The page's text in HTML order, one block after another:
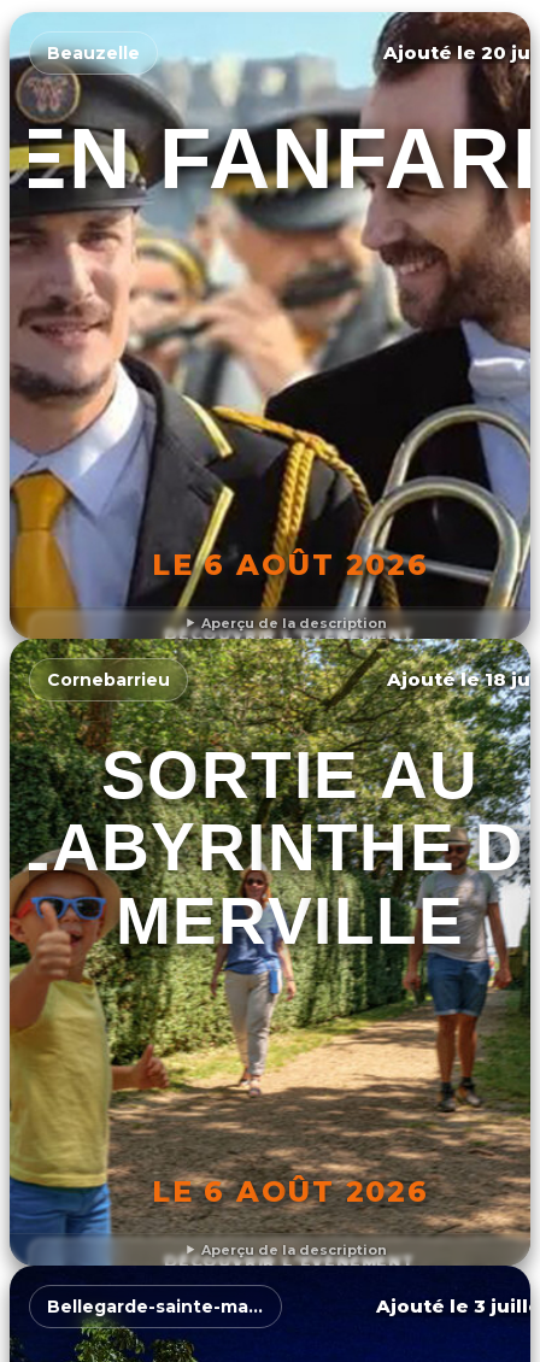
Aperçu de la description
Beauzelle Ajouté le 20
EN
LE 6 AOÛT 2026
DÉCOUVRIR L'ÉVÉNEMENT
Aperçu de la description
Cornebarrieu Ajouté le 18
SORTIE AU
LABYRINTHE
MERVILLE
LE 6 AOÛT 2026
DÉCOUVRIR L'ÉVÉNEMENT
Bellegarde-sainte-marie Ajouté le 3